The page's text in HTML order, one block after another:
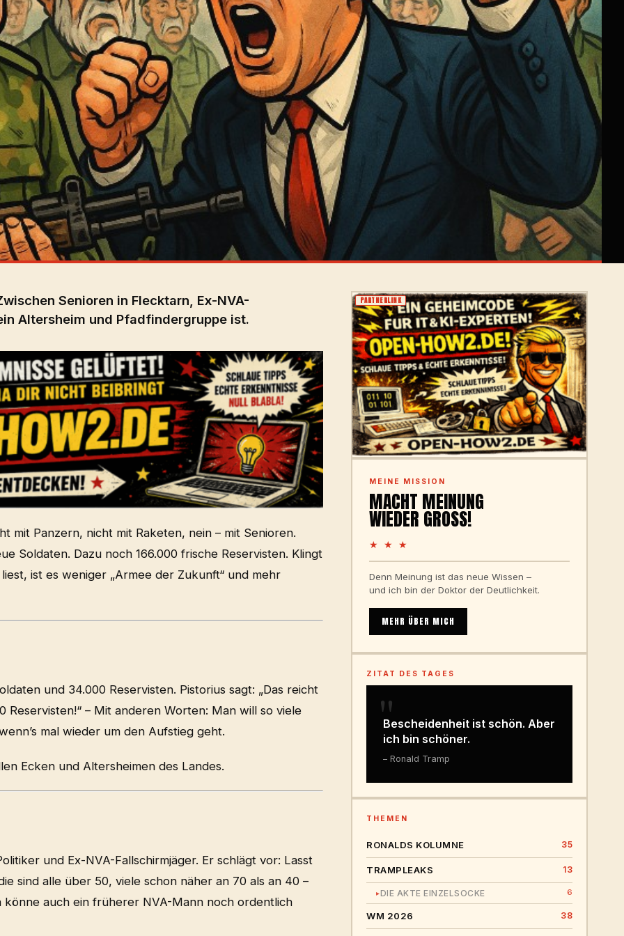
Senioren in Flecktarn, Ex-NVA-
Altersheim und Pfadfindergruppe ist.
mit Panzern, nicht mit Raketen, nein – mit Senioren.
Soldaten. Dazu noch 166.000 frische Reservisten. Klingt
ist es weniger „Armee der Zukunft“ und mehr
und 34.000 Reservisten. Pistorius sagt: „Das reicht
– Mit anderen Worten: Man will so viele
mal wieder um den Aufstieg geht.
Ecken und Altersheimen des Landes.
und Ex-NVA-Fallschirmjäger. Er schlägt vor: Lasst
sind alle über 50, viele schon näher an 70 als an 40 –
auch ein früherer NVA-Mann noch ordentlich
PARTNERLINK
MEINE MISSION
MACHT MEINUNG
WIEDER GROSS!
★ ★ ★
Denn Meinung ist das neue Wissen –
und ich bin der Doktor der Deutlichkeit.
MEHR ÜBER MICH
ZITAT DES TAGES
"
Bescheidenheit ist schön. Aber
ich bin schöner.
– Ronald Tramp
THEMEN
RONALDS KOLUMNE 35
TRAMPLEAKS 13
▸DIE AKTE EINZELSOCKE 6
WM 2026 38